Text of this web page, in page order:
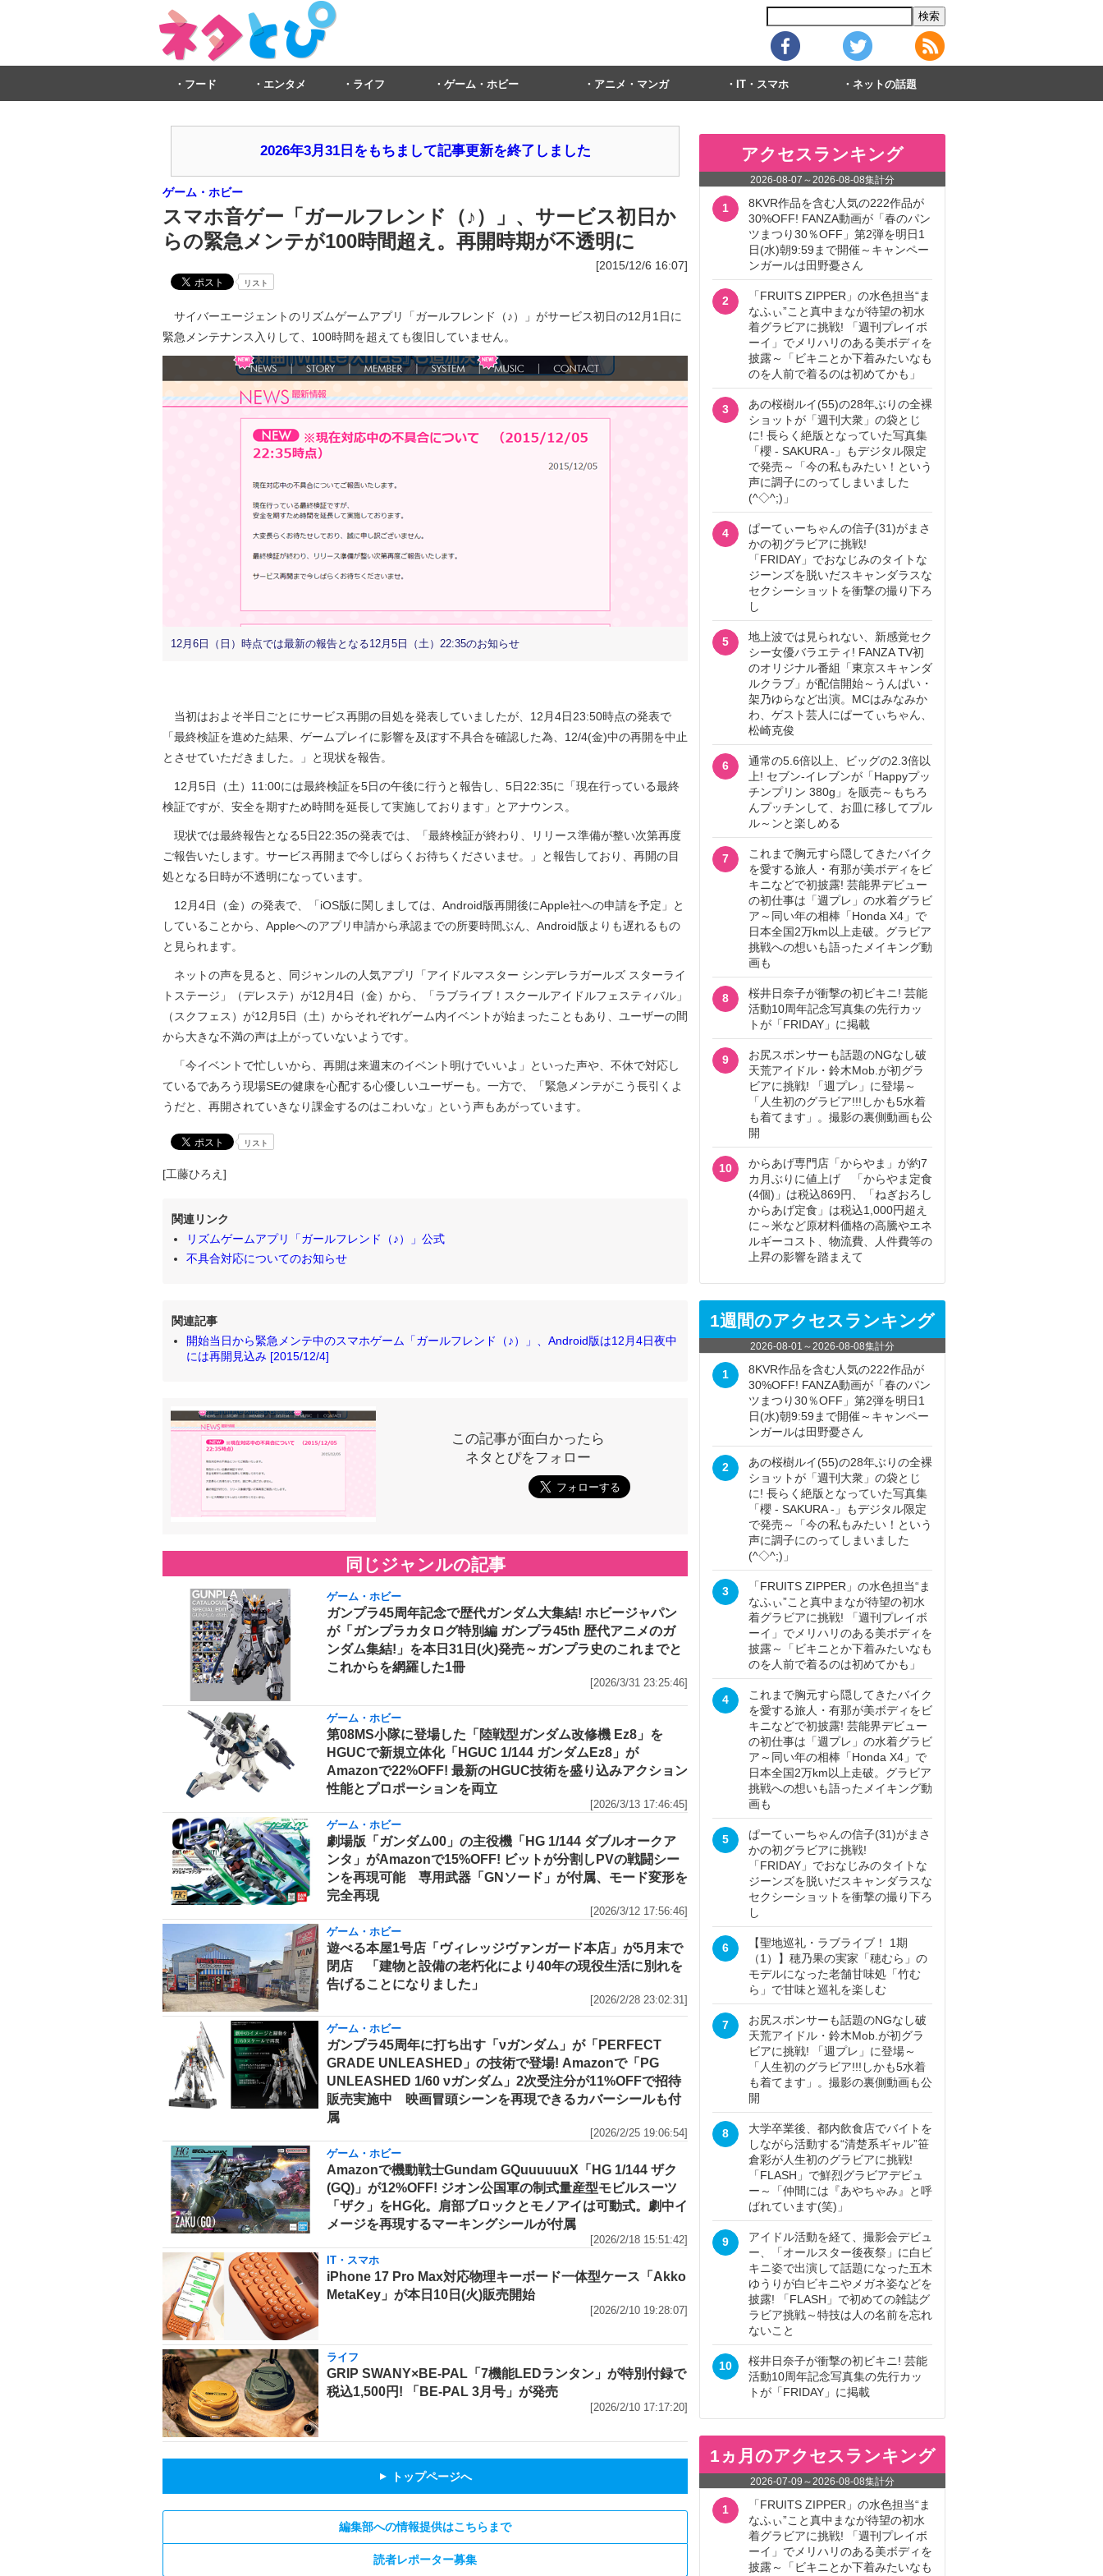
フード エンタメ ライフ ゲーム・ホビー アニメ・マンガ IT・スマホ ネットの話題
2026年3月31日をもちまして記事更新を終了しました
ゲーム・ホビー
スマホ音ゲー「ガールフレンド（♪）」、サービス初日か
らの緊急メンテが100時間超え。再開時期が不透明に
[2015/12/6 16:07]
リスト
サイバーエージェントのリズムゲームアプリ「ガールフレンド（♪）」がサービス初日の12月1日に
緊急メンテナンス入りして、100時間を超えても復旧していません。
12月6日（日）時点では最新の報告となる12月5日（土）22:35のお知らせ
当初はおよそ半日ごとにサービス再開の目処を発表していましたが、12月4日23:50時点の発表で
「最終検証を進めた結果、ゲームプレイに影響を及ぼす不具合を確認した為、12/4(金)中の再開を中止
とさせていただきました。」と現状を報告。
12月5日（土）11:00には最終検証を5日の午後に行うと報告し、5日22:35に「現在行っている最終
検証ですが、安全を期すため時間を延長して実施しております」とアナウンス。
現状では最終報告となる5日22:35の発表では、「最終検証が終わり、リリース準備が整い次第再度
ご報告いたします。サービス再開まで今しばらくお待ちくださいませ。」と報告しており、再開の目
処となる日時が不透明になっています。
12月4日（金）の発表で、「iOS版に関しましては、Android版再開後にApple社への申請を予定」と
していることから、Appleへのアプリ申請から承認までの所要時間ぶん、Android版よりも遅れるもの
と見られます。
ネットの声を見ると、同ジャンルの人気アプリ「アイドルマスター シンデレラガールズ スターライ
トステージ」（デレステ）が12月4日（金）から、「ラブライブ！スクールアイドルフェスティバル」
（スクフェス）が12月5日（土）からそれぞれゲーム内イベントが始まったこともあり、ユーザーの間
から大きな不満の声は上がっていないようです。
「今イベントで忙しいから、再開は来週末のイベント明けでいいよ」といった声や、不休で対応し
ているであろう現場SEの健康を心配する心優しいユーザーも。一方で、「緊急メンテがこう長引くよ
うだと、再開されていきなり課金するのはこわいな」という声もあがっています。
リスト
[工藤ひろえ]
関連リンク
リズムゲームアプリ「ガールフレンド（♪）」公式
不具合対応についてのお知らせ
関連記事
開始当日から緊急メンテ中のスマホゲーム「ガールフレンド（♪）」、Android版は12月4日夜中
には再開見込み [2015/12/4]
この記事が面白かったら
ネタとぴをフォロー
同じジャンルの記事
ゲーム・ホビー
ガンプラ45周年記念で歴代ガンダム大集結! ホビージャパン
が「ガンプラカタログ特別編 ガンプラ45th 歴代アニメのガ
ンダム集結!」を本日31日(火)発売～ガンプラ史のこれまでと
これからを網羅した1冊
[2026/3/31 23:25:46]
ゲーム・ホビー
第08MS小隊に登場した「陸戦型ガンダム改修機 Ez8」を
HGUCで新規立体化「HGUC 1/144 ガンダムEz8」が
Amazonで22%OFF! 最新のHGUC技術を盛り込みアクション
性能とプロポーションを両立
[2026/3/13 17:46:45]
ゲーム・ホビー
劇場版「ガンダム00」の主役機「HG 1/144 ダブルオークア
ンタ」がAmazonで15%OFF! ビットが分割しPVの戦闘シー
ンを再現可能 専用武器「GNソード」が付属、モード変形を
完全再現
[2026/3/12 17:56:46]
ゲーム・ホビー
遊べる本屋1号店「ヴィレッジヴァンガード本店」が5月末で
閉店 「建物と設備の老朽化により40年の現役生活に別れを
告げることになりました」
[2026/2/28 23:02:31]
ゲーム・ホビー
ガンプラ45周年に打ち出す「νガンダム」が「PERFECT
GRADE UNLEASHED」の技術で登場! Amazonで「PG
UNLEASHED 1/60 νガンダム」2次受注分が11%OFFで招待
販売実施中 映画冒頭シーンを再現できるカバーシールも付
属
[2026/2/25 19:06:54]
ゲーム・ホビー
Amazonで機動戦士Gundam GQuuuuuuX「HG 1/144 ザク
(GQ)」が12%OFF! ジオン公国軍の制式量産型モビルスーツ
「ザク」をHG化。肩部ブロックとモノアイは可動式。劇中イ
メージを再現するマーキングシールが付属
[2026/2/18 15:51:42]
IT・スマホ
iPhone 17 Pro Max対応物理キーボード一体型ケース「Akko
MetaKey」が本日10日(火)販売開始
[2026/2/10 19:28:07]
ライフ
GRIP SWANY×BE-PAL「7機能LEDランタン」が特別付録で
税込1,500円! 「BE-PAL 3月号」が発売
[2026/2/10 17:17:20]
▲ トップページへ
編集部への情報提供はこちらまで
読者レポーター募集
アクセスランキング
2026-08-07 ～2026-08-08集計分
1
8KVR作品を含む人気の222作品が
30%OFF! FANZA動画が「春のパン
ツまつり30％OFF」第2弾を明日1
日(水)朝9:59まで開催～キャンペー
ンガールは田野憂さん
2
「FRUITS ZIPPER」の水色担当“ま
なふぃ”こと真中まなが待望の初水
着グラビアに挑戦! 「週刊プレイボ
ーイ」でメリハリのある美ボディを
披露～「ビキニとか下着みたいなも
のを人前で着るのは初めてかも」
3
あの桜樹ルイ(55)の28年ぶりの全裸
ショットが「週刊大衆」の袋とじ
に! 長らく絶版となっていた写真集
「櫻 - SAKURA -」もデジタル限定
で発売～「今の私もみたい！という
声に調子にのってしまいました
(^◇^;)」
4
ぱーてぃーちゃんの信子(31)がまさ
かの初グラビアに挑戦!
「FRIDAY」でおなじみのタイトな
ジーンズを脱いだスキャンダラスな
セクシーショットを衝撃の撮り下ろ
し
5
地上波では見られない、新感覚セク
シー女優バラエティ! FANZA TV初
のオリジナル番組「東京スキャンダ
ルクラブ」が配信開始～うんぱい・
架乃ゆらなど出演。MCはみなみか
わ、ゲスト芸人にぱーてぃちゃん、
松崎克俊
6
通常の5.6倍以上、ビッグの2.3倍以
上! セブン‐イレブンが「Happyプッ
チンプリン 380g」を販売～もちろ
んプッチンして、お皿に移してプル
ル～ンと楽しめる
7
これまで胸元すら隠してきたバイク
を愛する旅人・有那が美ボディをビ
キニなどで初披露! 芸能界デビュー
の初仕事は「週プレ」の水着グラビ
ア～同い年の相棒「Honda X4」で
日本全国2万km以上走破。グラビア
挑戦への想いも語ったメイキング動
画も
8
桜井日奈子が衝撃の初ビキニ! 芸能
活動10周年記念写真集の先行カッ
トが「FRIDAY」に掲載
9
お尻スポンサーも話題のNGなし破
天荒アイドル・鈴木Mob.が初グラ
ビアに挑戦! 「週プレ」に登場～
「人生初のグラビア!!!しかも5水着
も着てます」。撮影の裏側動画も公
開
10
からあげ専門店「からやま」が約7
カ月ぶりに値上げ 「からやま定食
(4個)」は税込869円、「ねぎおろし
からあげ定食」は税込1,000円超え
に～米など原材料価格の高騰やエネ
ルギーコスト、物流費、人件費等の
上昇の影響を踏まえて
1週間のアクセスランキング
2026-08-01 ～2026-08-08集計分
1
8KVR作品を含む人気の222作品が
30%OFF! FANZA動画が「春のパン
ツまつり30％OFF」第2弾を明日1
日(水)朝9:59まで開催～キャンペー
ンガールは田野憂さん
2
あの桜樹ルイ(55)の28年ぶりの全裸
ショットが「週刊大衆」の袋とじ
に! 長らく絶版となっていた写真集
「櫻 - SAKURA -」もデジタル限定
で発売～「今の私もみたい！という
声に調子にのってしまいました
(^◇^;)」
3
「FRUITS ZIPPER」の水色担当“ま
なふぃ”こと真中まなが待望の初水
着グラビアに挑戦! 「週刊プレイボ
ーイ」でメリハリのある美ボディを
披露～「ビキニとか下着みたいなも
のを人前で着るのは初めてかも」
4
これまで胸元すら隠してきたバイク
を愛する旅人・有那が美ボディをビ
キニなどで初披露! 芸能界デビュー
の初仕事は「週プレ」の水着グラビ
ア～同い年の相棒「Honda X4」で
日本全国2万km以上走破。グラビア
挑戦への想いも語ったメイキング動
画も
5
ぱーてぃーちゃんの信子(31)がまさ
かの初グラビアに挑戦!
「FRIDAY」でおなじみのタイトな
ジーンズを脱いだスキャンダラスな
セクシーショットを衝撃の撮り下ろ
し
6
【聖地巡礼・ラブライブ！ 1期
（1）】穂乃果の実家「穂むら」の
モデルになった老舗甘味処「竹む
ら」で甘味と巡礼を楽しむ
7
お尻スポンサーも話題のNGなし破
天荒アイドル・鈴木Mob.が初グラ
ビアに挑戦! 「週プレ」に登場～
「人生初のグラビア!!!しかも5水着
も着てます」。撮影の裏側動画も公
開
8
大学卒業後、都内飲食店でバイトを
しながら活動する“清楚系ギャル”笹
倉彩が人生初のグラビアに挑戦!
「FLASH」で鮮烈グラビアデビュ
ー～「仲間には『あやちゃみ』と呼
ばれています(笑)」
9
アイドル活動を経て、撮影会デビュ
ー、「オールスター後夜祭」に白ビ
キニ姿で出演して話題になった五木
ゆうりが白ビキニやメガネ姿などを
披露! 「FLASH」で初めての雑誌グ
ラビア挑戦～特技は人の名前を忘れ
ないこと
10
桜井日奈子が衝撃の初ビキニ! 芸能
活動10周年記念写真集の先行カッ
トが「FRIDAY」に掲載
1ヵ月のアクセスランキング
2026-07-09 ～2026-08-08集計分
1
「FRUITS ZIPPER」の水色担当“ま
なふぃ”こと真中まなが待望の初水
着グラビアに挑戦! 「週刊プレイボ
ーイ」でメリハリのある美ボディを
披露～「ビキニとか下着みたいなも